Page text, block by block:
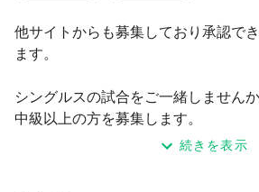
他サイトからも募集しており承認で
ます。
シングルスの試合をご一緒しませんか
中級以上の方を募集します。
シングルスが好きな方いっぱい走っ
続きを表示